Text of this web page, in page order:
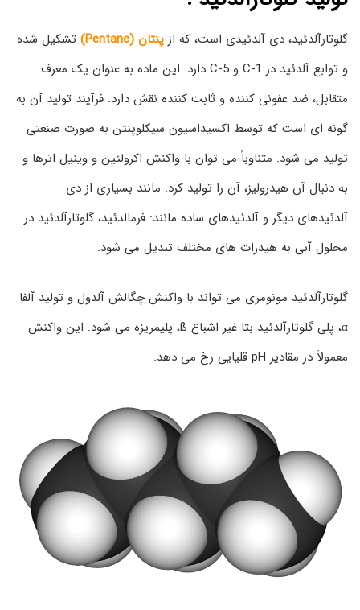
گلوتارآلدئید، دی آلدئیدی است، که از پنتان (Pentane)
تشکیل شده
و توابع آلدئید در C-1 و C-5 دارد. این ماده به عنوان یک معرف
متقابل، ضد عفونی کننده و ثابت کننده نقش دارد. فرآیند تولید آن به
گونه ای است که توسط اکسیداسیون سیکلوپنتن به صورت صنعتی
تولید می شود. متناوباً می توان با واکنش اكرولئین و وینیل اترها و
به دنبال آن هیدرولیز، آن را تولید كرد. مانند بسیاری از دی
آلدئیدهای دیگر و آلدئیدهای ساده مانند: فرمالدئید، گلوتارآلدئید در
محلول آبی به هیدرات های مختلف تبدیل می شود.
گلوتارآلدئید مونومری می تواند با واکنش چگالش آلدول و تولید آلفا
α، پلی گلوتارآلدئید بتا غیر اشباع ß، پلیمریزه می شود. این واکنش
معمولاً در مقادیر pH قلیایی رخ می دهد.